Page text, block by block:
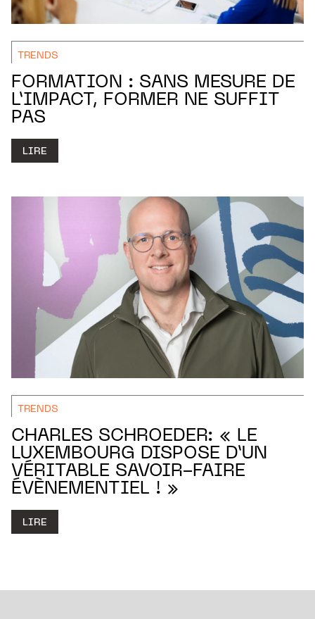
TRENDS
FORMATION : SANS MESURE DE
L’IMPACT, FORMER NE SUFFIT
PAS
LIRE
TRENDS
CHARLES SCHROEDER: « LE
LUXEMBOURG DISPOSE D’UN
VÉRITABLE SAVOIR-FAIRE
ÉVÈNEMENTIEL ! »
LIRE